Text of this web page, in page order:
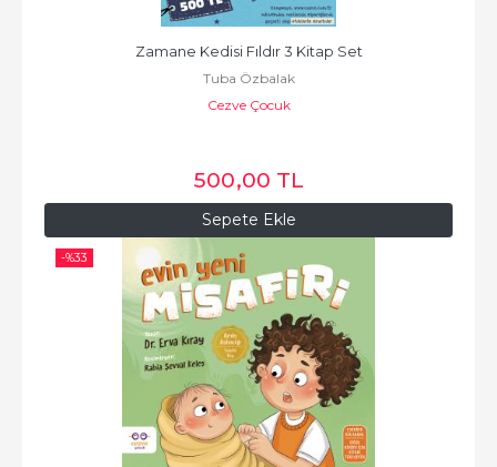
Sepete Ekle
Zamane Kedisi Fıldır 3 Kitap Set
Tuba Özbalak
Cezve Çocuk
500,00 TL
-%33